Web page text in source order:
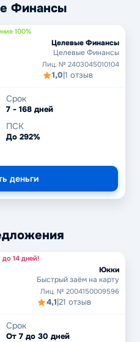
Финансы
100%
Целевые Финансы
Целевые Финансы
Лиц. № 2403045010104
1,0|1 отзыв
Срок
7 - 168 дней
ПСК
До 292%
деньги
до 14 дней!
Юкки
Быстрый заём на карту
Лиц. № 2004150009596
4,1|21 отзыв
Срок
От 7 до 30 дней